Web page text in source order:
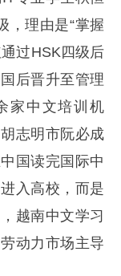
，理由是“掌握
过HSK四级后
后晋升至管理
家中文培训机
志明市阮必成
国读完国际中
入高校，而是
越南中文学习
动力市场主导